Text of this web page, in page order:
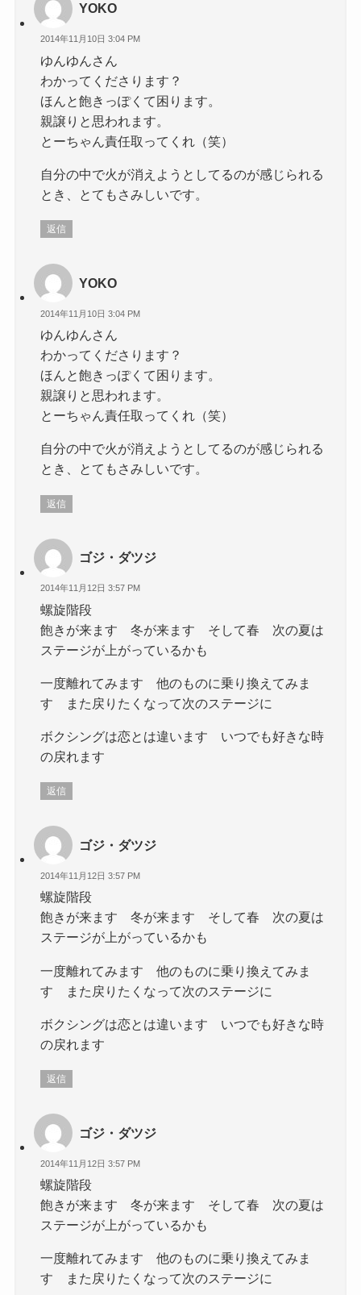
YOKO
2014年11月10日 3:04 PM
ゆんゆんさん
わかってくださります？
ほんと飽きっぽくて困ります。
親譲りと思われます。
とーちゃん責任取ってくれ（笑）
自分の中で火が消えようとしてるのが感じられる
とき、とてもさみしいです。
返信
YOKO
2014年11月10日 3:04 PM
ゆんゆんさん
わかってくださります？
ほんと飽きっぽくて困ります。
親譲りと思われます。
とーちゃん責任取ってくれ（笑）
自分の中で火が消えようとしてるのが感じられる
とき、とてもさみしいです。
返信
ゴジ・ダツジ
2014年11月12日 3:57 PM
螺旋階段
飽きが来ます 冬が来ます そして春 次の夏は
ステージが上がっているかも
一度離れてみます 他のものに乗り換えてみま
す また戻りたくなって次のステージに
ボクシングは恋とは違います いつでも好きな時
の戻れます
返信
ゴジ・ダツジ
2014年11月12日 3:57 PM
螺旋階段
飽きが来ます 冬が来ます そして春 次の夏は
ステージが上がっているかも
一度離れてみます 他のものに乗り換えてみま
す また戻りたくなって次のステージに
ボクシングは恋とは違います いつでも好きな時
の戻れます
返信
ゴジ・ダツジ
2014年11月12日 3:57 PM
螺旋階段
飽きが来ます 冬が来ます そして春 次の夏は
ステージが上がっているかも
一度離れてみます 他のものに乗り換えてみま
す また戻りたくなって次のステージに